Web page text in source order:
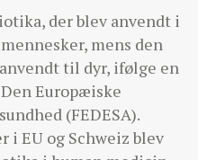
der blev anvendt i
mens den
til dyr, ifølge en
Europæiske
(FEDESA).
i EU og Schweiz blev